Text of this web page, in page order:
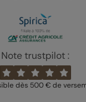
Note trustpilot :
dès 500 € de